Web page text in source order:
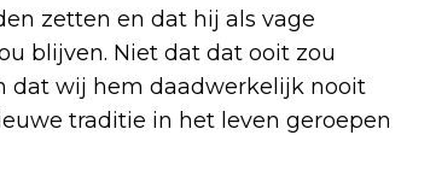
zetten en dat hij als vage
blijven. Niet dat dat ooit zou
dat wij hem daadwerkelijk nooit
traditie in het leven geroepen